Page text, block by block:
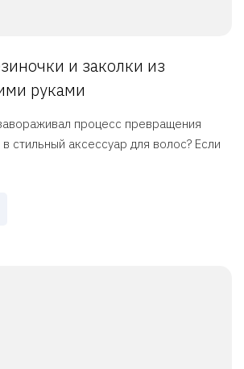
и заколки из
руками
процесс превращения
стильный аксессуар для волос? Если